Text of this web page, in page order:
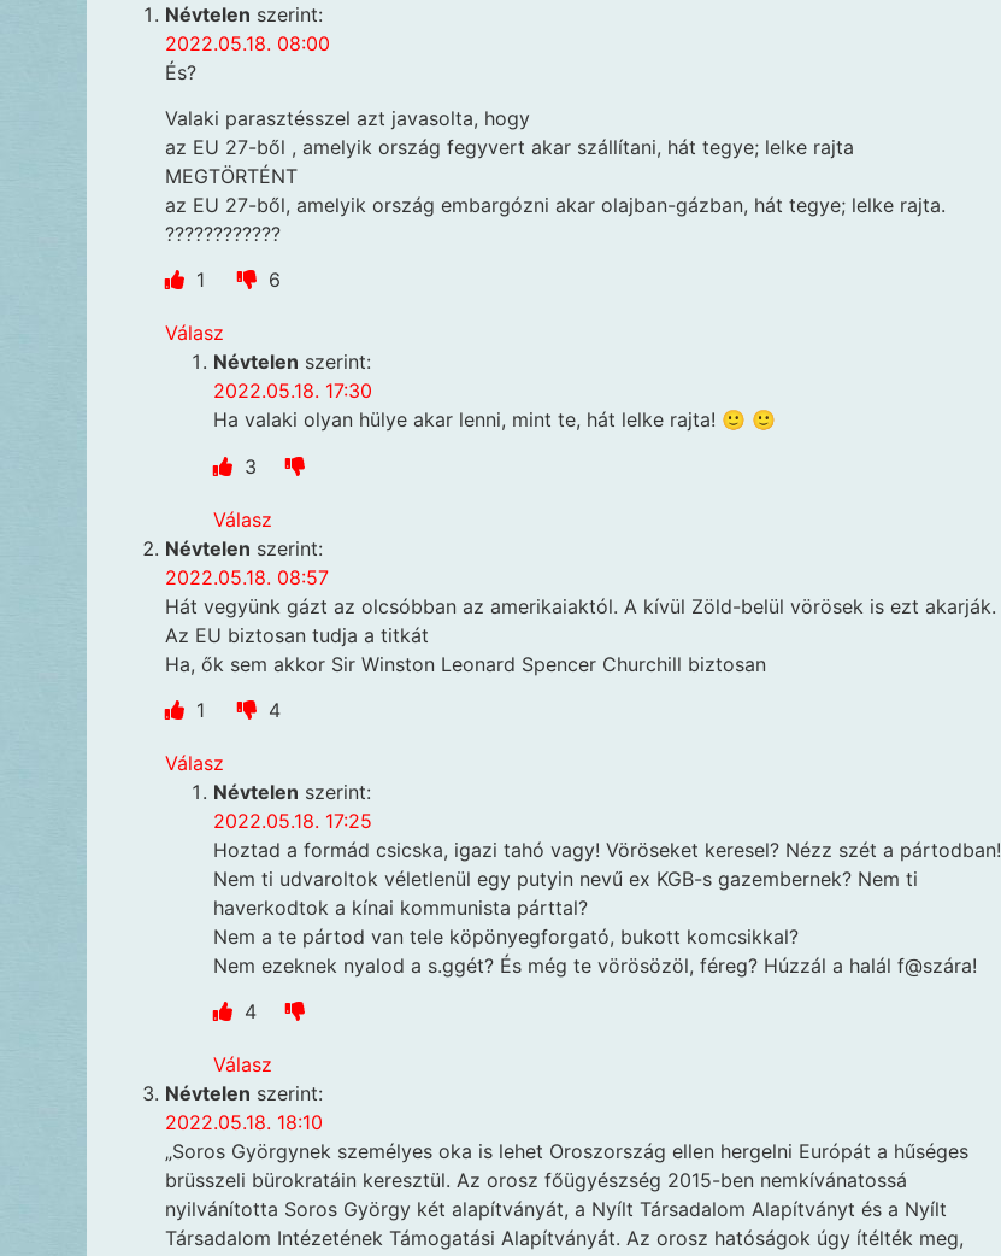
Névtelen szerint:
2022.05.18. 08:00
És?
Valaki parasztésszel azt javasolta, hogy
az EU 27-ből , amelyik ország fegyvert akar szállítani, hát tegye; lelke rajta
MEGTÖRTÉNT
az EU 27-ből, amelyik ország embargózni akar olajban-gázban, hát tegye; lelke rajta.
????????????
1
6
Válasz
Névtelen szerint:
2022.05.18. 17:30
Ha valaki olyan hülye akar lenni, mint te, hát lelke rajta! 🙂 🙂
3
Válasz
Névtelen szerint:
2022.05.18. 08:57
Hát vegyünk gázt az olcsóbban az amerikaiaktól. A kívül Zöld-belül vörösek is ezt akarják.
Az EU biztosan tudja a titkát
Ha, ők sem akkor Sir Winston Leonard Spencer Churchill biztosan
1
4
Válasz
Névtelen szerint:
2022.05.18. 17:25
Hoztad a formád csicska, igazi tahó vagy! Vöröseket keresel? Nézz szét a pártodban!
Nem ti udvaroltok véletlenül egy putyin nevű ex KGB-s gazembernek? Nem ti
haverkodtok a kínai kommunista párttal?
Nem a te pártod van tele köpönyegforgató, bukott komcsikkal?
Nem ezeknek nyalod a s.ggét? És még te vörösözöl, féreg? Húzzál a halál f@szára!
4
Válasz
Névtelen szerint:
2022.05.18. 18:10
„Soros Györgynek személyes oka is lehet Oroszország ellen hergelni Európát a hűséges
brüsszeli bürokratáin keresztül. Az orosz főügyészség 2015-ben nemkívánatossá
nyilvánította Soros György két alapítványát, a Nyílt Társadalom Alapítványt és a Nyílt
Társadalom Intézetének Támogatási Alapítványát. Az orosz hatóságok úgy ítélték meg,